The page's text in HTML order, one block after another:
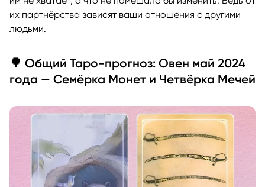
их партнёрства зависят ваши отношения с другими
людьми.
🌳 Общий Таро-прогноз: Овен май 2024
года — Семёрка Монет и Четвёрка Мечей